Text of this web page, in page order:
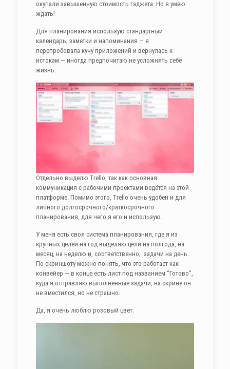
окупали завышенную стоимость гаджета. Но я умею
ждать!
Для планирования использую стандартный
календарь, заметки и напоминания — я
перепробовала кучу приложений и вернулась к
истокам — иногда предпочитаю не усложнять себе
жизнь.
Отдельно выделю Trello, так как основная
коммуникация с рабочими проектами ведётся на этой
платформе. Помимо этого, Trello очень удобен и для
личного долгосрочного/краткосрочного
планирования, для чего я его и использую.
У меня есть своя система планирования, где я из
крупных целей на год выделяю цели на полгода, на
месяц, на неделю и, соответственно, задачи на день.
По скриншоту можно понять, что это работает как
конвейер — в конце есть лист под названием “Готово”,
куда я отправляю выполненные задачи, на скрине он
не вместился, но не страшно.
Да, я очень люблю розовый цвет.